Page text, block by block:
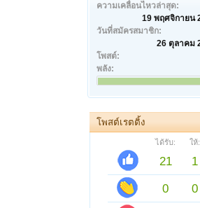
ความเคลื่อนไหวล่าสุด:
19 พฤศจิกายน
วันที่สมัครสมาชิก:
26 ตุลาคม
โพสต์:
พลัง:
โพสต์เรตติ้ง
ได้รับ: ให้:
21
1
0
0